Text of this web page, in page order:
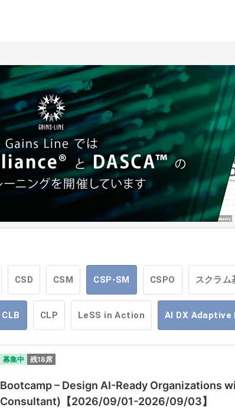
CSD CSM CSP-SM CSPO スクラム
CLB CLP LeSS in Action AI DX Adaptive
募集中 残18席
Bootcamp – Design AI-Ready Organizations
Consultant)【2026/09/01-2026/09/03】